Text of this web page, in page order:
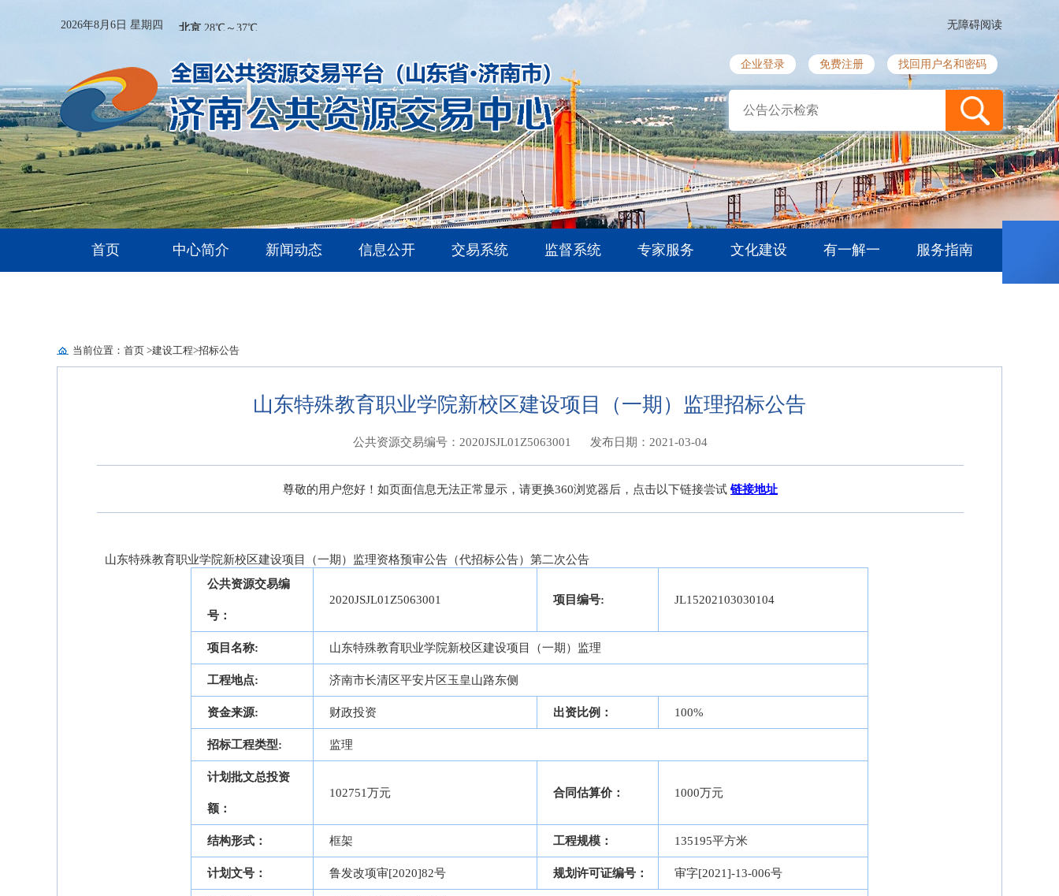
2026年8月6日 星期四 无障碍阅读
企业登录 免费注册 找回用户名和密码
首页 中心简介 新闻动态 信息公开 交易系统 监督系统 专家服务 文化建设 有一解一 服务指南
当前位置： 首页 >建设工程>招标公告
山东特殊教育职业学院新校区建设项目（一期）监理招标公告
公共资源交易编号：2020JSJL01Z5063001 发布日期：2021-03-04
尊敬的用户您好！如页面信息无法正常显示，请更换360浏览器后，点击以下链接尝试 链接地址
山东特殊教育职业学院新校区建设项目（一期）监理资格预审公告（代招标公告）第二次公告
公共资源交易编
号：
2020JSJL01Z5063001 项目编号: JL15202103030104
项目名称: 山东特殊教育职业学院新校区建设项目（一期）监理
工程地点: 济南市长清区平安片区玉皇山路东侧
资金来源: 财政投资 出资比例： 100%
招标工程类型: 监理
计划批文总投资
额：
102751万元 合同估算价： 1000万元
结构形式： 框架 工程规模： 135195平方米
计划文号： 鲁发改项审[2020]82号 规划许可证编号： 审字[2021]-13-006号